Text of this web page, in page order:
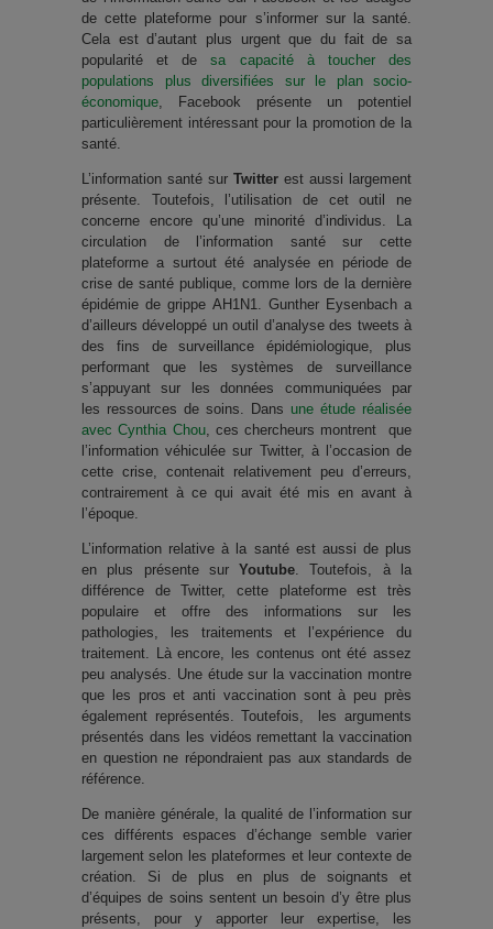
de cette plateforme pour s’informer sur la santé.
Cela est d’autant plus urgent que du fait de sa
popularité et desa capacité à toucher des
populations plus diversifiées sur le plan socio-
économique, Facebook présente un potentiel
particulièrement intéressant pour la promotion de la
santé.
L’information santé sur Twitter est aussi largement
présente. Toutefois, l’utilisation de cet outil ne
concerne encore qu’une minorité d’individus. La
circulation de l’information santé sur cette
plateforme a surtout été analysée en période de
crise de santé publique, comme lors de la dernière
épidémie de grippe AH1N1. Gunther Eysenbach a
d’ailleurs développé un outil d’analyse des tweets à
des fins de surveillance épidémiologique, plus
performant que les systèmes de surveillance
s’appuyant sur les données communiquées par
les ressources de soins. Dans une étude réalisée
avec Cynthia Chou, ces chercheurs montrent que
l’information véhiculée sur Twitter, à l’occasion de
cette crise, contenait relativement peu d’erreurs,
contrairement à ce qui avait été mis en avant à
l’époque.
L’information relative à la santé est aussi de plus
en plus présente sur
Youtube. Toutefois, à la
différence de Twitter, cette plateforme est très
populaire et offre des informations sur les
pathologies, les traitements et l’expérience du
traitement. Là encore, les contenus ont été assez
peu analysés. Une étude sur la vaccination montre
que les pros et anti vaccination sont à peu près
également représentés. Toutefois, les arguments
présentés dans les vidéos remettant la vaccination
en question ne répondraient pas aux standards de
référence.
De manière générale, la qualité de l’information sur
ces différents espaces d’échange semble varier
largement selon les plateformes et leur contexte de
création. Si de plus en plus de soignants et
d’équipes de soins sentent un besoin d’y être plus
présents, pour y apporter leur expertise, les